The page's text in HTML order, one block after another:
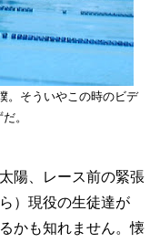
。そういやこの時のビデ
。
陽、レース前の緊張
）現役の生徒達が
かも知れません。懐